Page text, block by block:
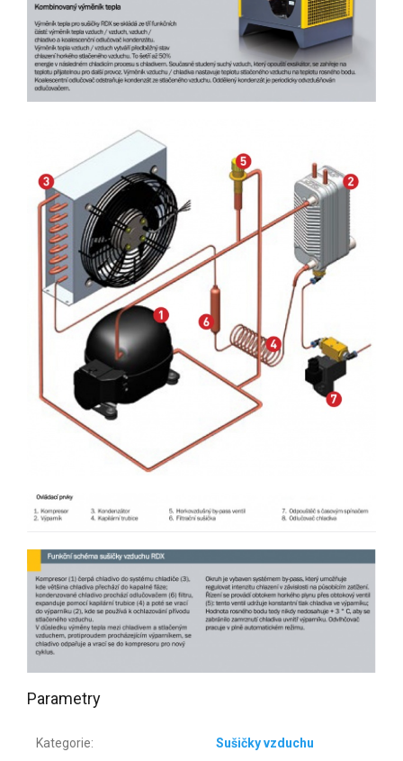
Parametry
Kategorie:
Sušičky vzduchu